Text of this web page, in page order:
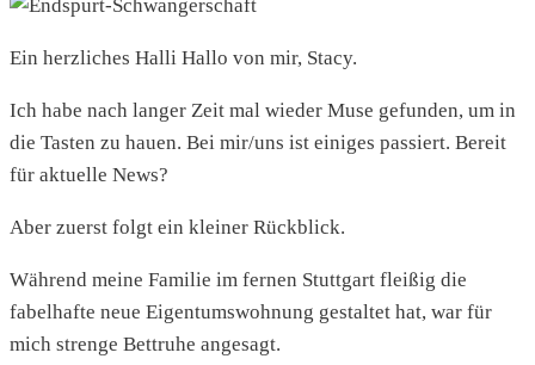
Ein herzliches Halli Hallo von mir, Stacy.
Ich habe nach langer Zeit mal wieder Muse gefunden, um in
die Tasten zu hauen. Bei mir/uns ist einiges passiert. Bereit
für aktuelle News?
Aber zuerst folgt ein kleiner Rückblick.
Während meine Familie im fernen Stuttgart fleißig die
fabelhafte neue Eigentumswohnung gestaltet hat, war für
mich strenge Bettruhe angesagt.